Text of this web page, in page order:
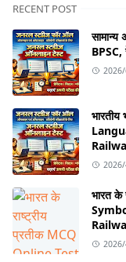
RECENT POST
BPSC,
भारत